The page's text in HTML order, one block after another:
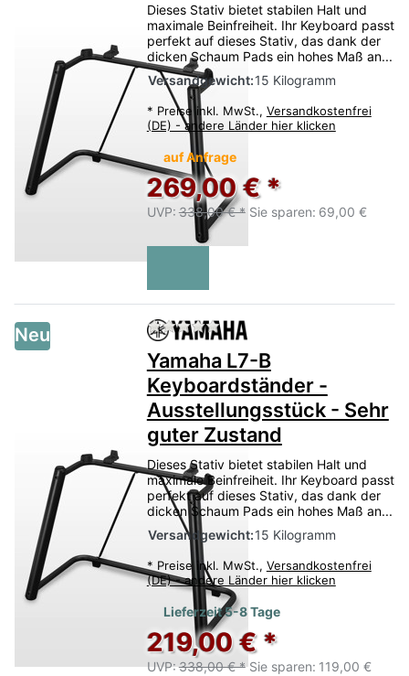
Dieses Stativ bietet stabilen Halt und
maximale Beinfreiheit. Ihr Keyboard passt
perfekt auf dieses Stativ, das dank der
dicken Schaum Pads ein hohes Maß an...
Versandgewicht:15 Kilogramm
* Preise inkl. MwSt., Versandkostenfrei
(DE) - andere Länder hier klicken
auf Anfrage
269,00 € *
UVP: 338,00 € * Sie sparen: 69,00 €
Neu Zu diesem Produkt liegen
Yamaha L7-B
Keyboardständer -
Ausstellungsstück - Sehr
guter Zustand
Dieses Stativ bietet stabilen Halt und
maximale Beinfreiheit. Ihr Keyboard passt
perfekt auf dieses Stativ, das dank der
dicken Schaum Pads ein hohes Maß an...
Versandgewicht:15 Kilogramm
* Preise inkl. MwSt., Versandkostenfrei
(DE) - andere Länder hier klicken
Lieferzeit 5-8 Tage
219,00 € *
UVP:338,00 € * Sie sparen: 119,00 €